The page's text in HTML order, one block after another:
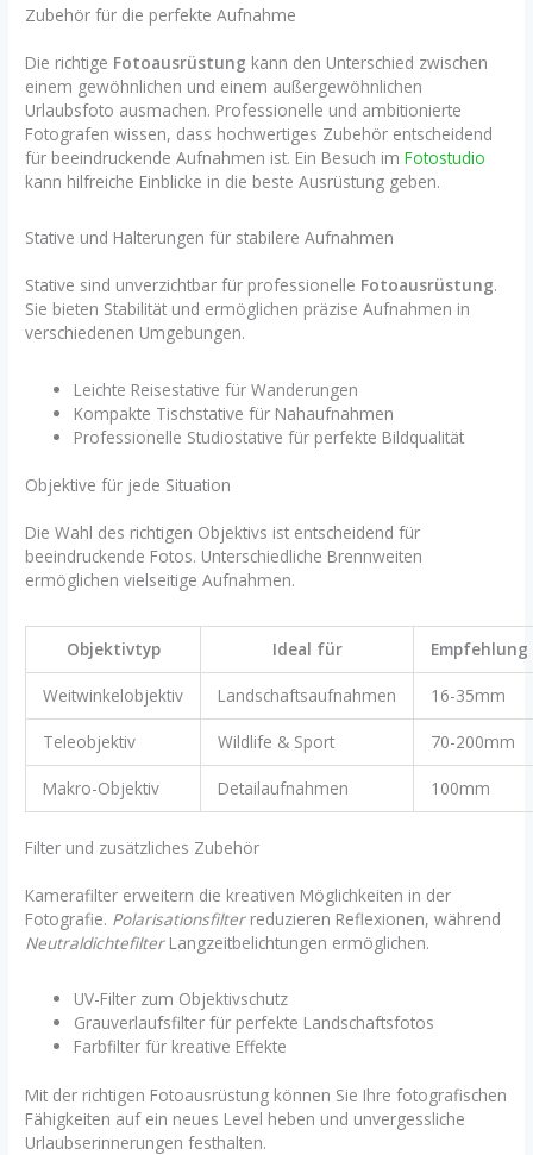
Zubehör für die perfekte Aufnahme
Die richtige Fotoausrüstung kann den Unterschied zwischen
einem gewöhnlichen und einem außergewöhnlichen
Urlaubsfoto ausmachen. Professionelle und ambitionierte
Fotografen wissen, dass hochwertiges Zubehör entscheidend
für beeindruckende Aufnahmen ist. Ein Besuch imFotostudio
kann hilfreiche Einblicke in die beste Ausrüstung geben.
Stative und Halterungen für stabilere Aufnahmen
Stative sind unverzichtbar für professionelle Fotoausrüstung.
Sie bieten Stabilität und ermöglichen präzise Aufnahmen in
verschiedenen Umgebungen.
Leichte Reisestative für Wanderungen
Kompakte Tischstative für Nahaufnahmen
Professionelle Studiostative für perfekte Bildqualität
Objektive für jede Situation
Die Wahl des richtigen Objektivs ist entscheidend für
beeindruckende Fotos. Unterschiedliche Brennweiten
ermöglichen vielseitige Aufnahmen.
Objektivtyp Ideal für Empfehlung
Weitwinkelobjektiv Landschaftsaufnahmen 16-35mm
Teleobjektiv Wildlife & Sport 70-200mm
Makro-Objektiv Detailaufnahmen 100mm
Filter und zusätzliches Zubehör
Kamerafilter erweitern die kreativen Möglichkeiten in der
Fotografie. Polarisationsfilterreduzieren Reflexionen, während
NeutraldichtefilterLangzeitbelichtungen ermöglichen.
UV-Filter zum Objektivschutz
Grauverlaufsfilter für perfekte Landschaftsfotos
Farbfilter für kreative Effekte
Mit der richtigen Fotoausrüstung können Sie Ihre fotografischen
Fähigkeiten auf ein neues Level heben und unvergessliche
Urlaubserinnerungen festhalten.